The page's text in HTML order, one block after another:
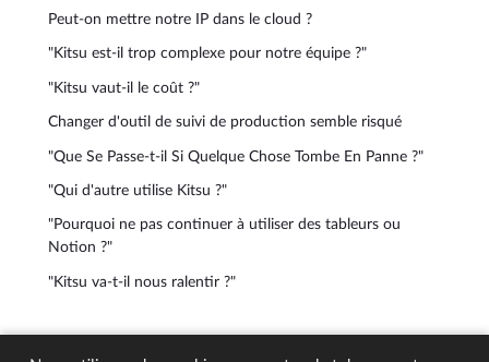
Peut-on mettre notre IP dans le cloud ?
"Kitsu est-il trop complexe pour notre équipe ?"
"Kitsu vaut-il le coût ?"
Changer d'outil de suivi de production semble risqué
"Que Se Passe-t-il Si Quelque Chose Tombe En Panne ?"
"Qui d'autre utilise Kitsu ?"
"Pourquoi ne pas continuer à utiliser des tableurs ou
Notion ?"
"Kitsu va-t-il nous ralentir ?"
© 2026 CGWire. All rights reserved.